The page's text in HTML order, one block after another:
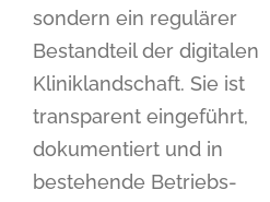
sondern ein regulärer
Bestandteil der digitalen
Kliniklandschaft. Sie ist
transparent eingeführt,
dokumentiert und in
bestehende Betriebs-